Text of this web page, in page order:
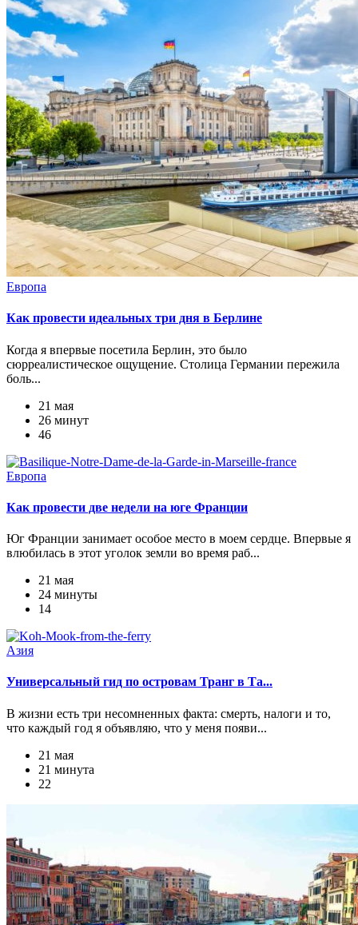
Европа
Как провести идеальных три дня в Берлине
Когда я впервые посетила Берлин, это было
сюрреалистическое ощущение. Столица Германии пережила
боль...
21 мая
26 минут
46
Европа
Как провести две недели на юге Франции
Юг Франции занимает особое место в моем сердце. Впервые я
влюбилась в этот уголок земли во время раб...
21 мая
24 минуты
14
Азия
Универсальный гид по островам Транг в Та...
В жизни есть три несомненных факта: смерть, налоги и то,
что каждый год я объявляю, что у меня появи...
21 мая
21 минута
22